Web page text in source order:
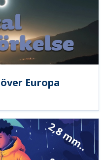
Europa